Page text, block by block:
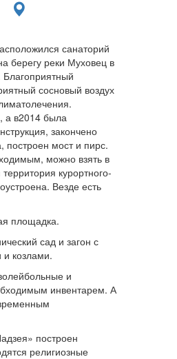
санаторий
берегу реки Муховец в
Благоприятный
сосновый воздух
а в2014 была
закончено
построен мост и пирс.
можно взять в
курортного-
Везде есть
площадка.
сад и загон с
козлами.
и
инвентарем. А
построен
религиозные